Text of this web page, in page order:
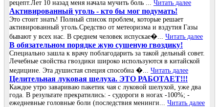
рецепт.Лет 10 назад меня начала мучить боль ... Читать далее
Активированный уголь - кто бы мог подумать!
Это стоит знать! Полный список проблем, которые решает
активированный уголь.Средство от метеоризма и вздутия Газы
бывают у всех нас. В среднем человек испускае�... Читать далее
В обязательном порядке жую сушеную гвоздику!
Специально зашла к врачу поблагодарить за такой дельный совет.
Лечебные свойства гвоздики широко используются в китайской
медицине. Эта душистая специя способна �... Читать далее
Целительная луковая шелуха. ЭТО РАБОТАЕТ!!!
Каждое утро завариваю пакетик чая с луковой шелухой, уже два
года. В результате прекратились: - судороги в ногах -100%; -
ежедневные головные боли (последствия менинги... Читать далее